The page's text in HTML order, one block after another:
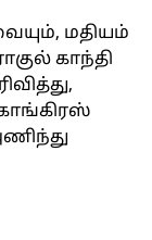
மதியம்
காந்தி